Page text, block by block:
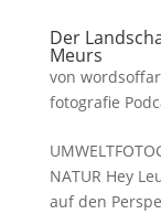
Der
Meurs
von
fotografie
NATUR Hey
auf den